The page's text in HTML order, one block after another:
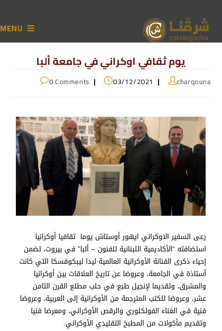
MENU
يوم ثقافي اوكراني في جامعة ألبا
charqouna
03/12/2021
0 Comments
رعى السفير الاوكراني ايهور أوستاش يوما ثقافيا أوكرانيا
استضافته “الأكاديمية اللبنانية للفنون – ألبا” في بيروت، تضمن
إحياء ذكرى الفنانة الأوكرانية العالمية ليدا ليبكوفسكا التي كانت
أستاذة في الجامعة، وعروضا عن تاريخ العلاقات بين أوكرانيا
والمشرق، وتقديما لإنجيل طبع في حلب مطلع القرن الثامن
عشر، وعروضا للكتب المترجمة من الأوكرانية إلى العربية، وعروضا
فنية في الغناء الفولكلوري والرقص الأوكراني، ومعرضا فنيا
وتقديم مأكولات من المطبخ التقليدي الأوكراني.